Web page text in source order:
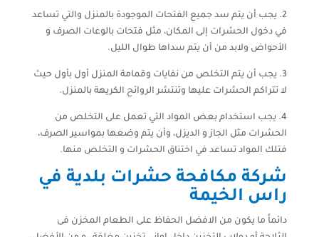
2. يجب أن يتم سد جميع الفتحات الموجودة بالمنزل والتي تساعد
في دخول الحشرات إلى المكان، مثل فتحات بالوعات الصرف و
الأحواض ولابد من أن يتم سداها طوال الليل.
3. يجب أن يتم التخلص من نفايات وقمامة المنزل أول بأول حيث
لا تتراكم الحشرات عليها وتنتشر الروائح الكريهة بالمنزل.
4. يجب استخدام بعض المواد التي تعمل على التخلص من
الحشرات مثل الجاز و الديزل، وأن يتم وضعها بمواسير الصرف،
فتلك المواد تساعد في اختناق الحشرات و التخلص منها.
شركة مكافحة حشرات بلدية في
راس الخيمة
دائماً ما يكون من الافضل الحفاظ على الطعام المخزن فى